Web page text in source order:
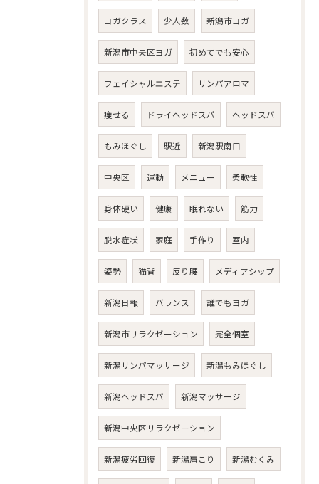
ヨガクラス 少人数 新潟市ヨガ
新潟市中央区ヨガ 初めてでも安心
フェイシャルエステ リンパアロマ
痩せる ドライヘッドスパ ヘッドスパ
もみほぐし 駅近 新潟駅南口
中央区 運動 メニュー 柔軟性
身体硬い 健康 眠れない 筋力
脱水症状 家庭 手作り 室内
姿勢 猫背 反り腰 メディアシップ
新潟日報 バランス 誰でもヨガ
新潟市リラクゼーション 完全個室
新潟リンパマッサージ 新潟もみほぐし
新潟ヘッドスパ 新潟マッサージ
新潟中央区リラクゼーション
新潟疲労回復 新潟肩こり 新潟むくみ